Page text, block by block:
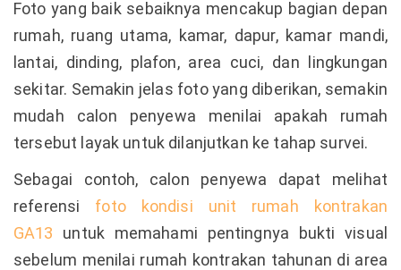
Foto yang baik sebaiknya mencakup bagian depan
rumah, ruang utama, kamar, dapur, kamar mandi,
lantai, dinding, plafon, area cuci, dan lingkungan
sekitar. Semakin jelas foto yang diberikan, semakin
mudah calon penyewa menilai apakah rumah
tersebut layak untuk dilanjutkan ke tahap survei.
Sebagai contoh, calon penyewa dapat melihat
referensi foto kondisi unit rumah kontrakan
GA13 untuk memahami pentingnya bukti visual
sebelum menilai rumah kontrakan tahunan di area